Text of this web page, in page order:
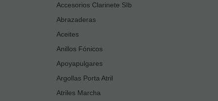
Accesorios Clarinete SIb
Abrazaderas
Aceites
Anillos Fónicos
Apoyapulgares
Argollas Porta Atril
Atriles Marcha